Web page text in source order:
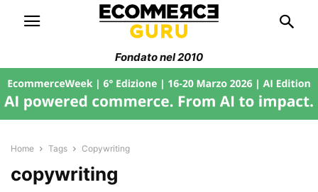
Fondato nel 2010
Home Tags Copywriting
copywriting